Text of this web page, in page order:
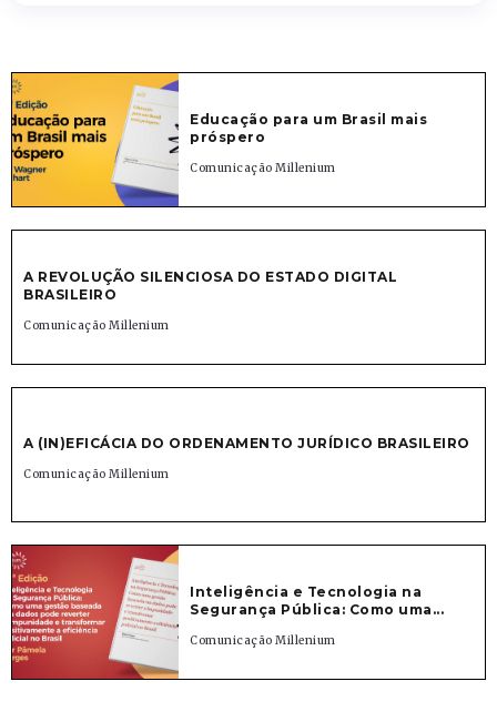
Educação para um Brasil mais
próspero
Comunicação Millenium
A REVOLUÇÃO SILENCIOSA DO ESTADO DIGITAL
BRASILEIRO
Comunicação Millenium
A (IN)EFICÁCIA DO ORDENAMENTO JURÍDICO BRASILEIRO
Comunicação Millenium
Inteligência e Tecnologia na
Segurança Pública: Como uma...
Comunicação Millenium